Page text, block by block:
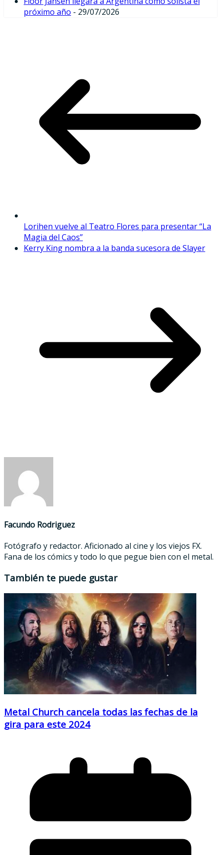
próximo año - 29/07/2026
Lorihen vuelve al Teatro Flores para presentar “La
Magia del Caos”
Kerry King nombra a la banda sucesora de Slayer
Facundo Rodriguez
Fotógrafo y redactor. Aficionado al cine y los viejos FX.
Fana de los cómics y todo lo que pegue bien con el metal.
También te puede gustar
Metal Church cancela todas las fechas de la
gira para este 2024